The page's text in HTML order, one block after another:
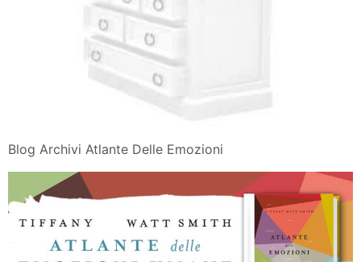
Blog Archivi Atlante Delle Emozioni